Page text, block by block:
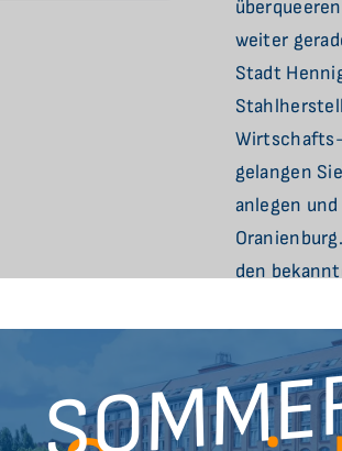
weiter
Stadt
gelangen
anlegen
den
das
Hinweg,